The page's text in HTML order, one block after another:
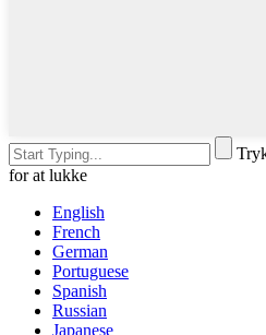
for at lukke
English
French
German
Portuguese
Spanish
Russian
Japanese